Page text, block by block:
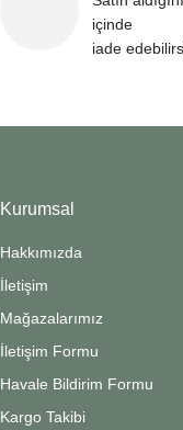
içinde
iade
Kurumsal
Hakkımızda
İletişim
Mağazalarımız
İletişim Formu
Havale Bildirim Formu
Kargo Takibi